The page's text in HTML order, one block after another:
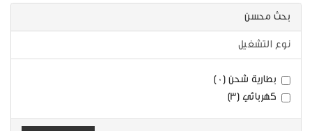
بحث محسن
نوع التشغيل
بطارية شحن (0)
كهربائي (3)